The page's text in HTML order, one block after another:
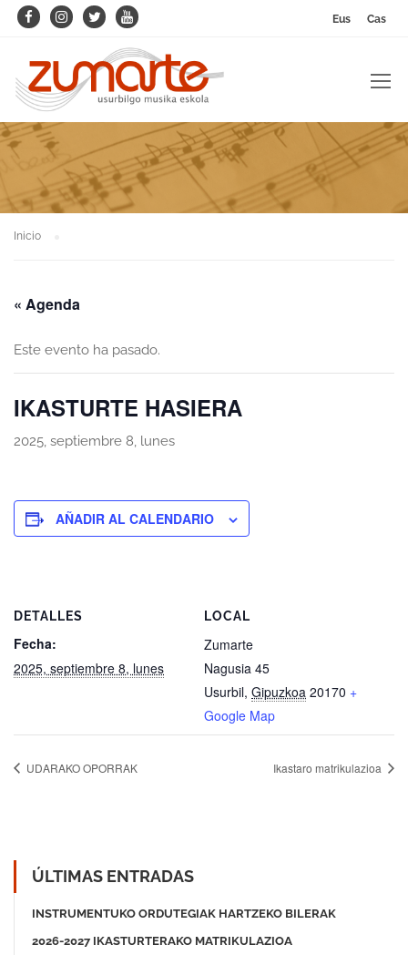
Eus Cas
Inicio
« Agenda
Este evento ha pasado.
IKASTURTE HASIERA
2025, septiembre 8, lunes
AÑADIR AL CALENDARIO
DETALLES
Fecha:
2025, septiembre 8, lunes
LOCAL
Zumarte
Nagusia 45
Usurbil, Gipuzkoa 20170 +
Google Map
UDARAKO OPORRAK Ikastaro matrikulazioa
ÚLTIMAS ENTRADAS
INSTRUMENTUKO ORDUTEGIAK HARTZEKO BILERAK
2026-2027 IKASTURTERAKO MATRIKULAZIOA